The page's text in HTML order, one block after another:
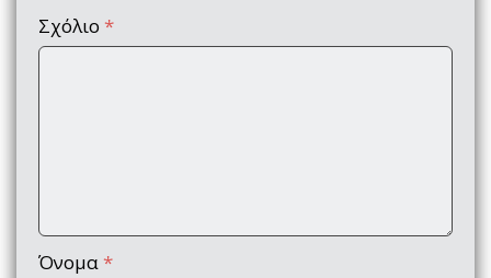
Σχόλιο *
Όνομα *